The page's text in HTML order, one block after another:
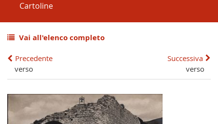
Cartoline
Vai all'elenco completo
Precedente
verso
Successiva
verso